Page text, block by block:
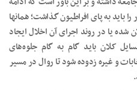
به پای افراطیون گذاشت؛ همانها
یا در روند اجرای آن اخلال ایجاد
کلان باید گام به گام جلوه‌های
و غیره زدوده شود تا روال در مسیر